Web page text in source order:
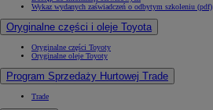
Wykaz wydanych zaświadczeń o odbytym szkoleniu (pdf)
Oryginalne części i oleje Toyota
Oryginalne części Toyoty
Oryginalne oleje Toyoty
Program Sprzedaży Hurtowej Trade
Trade